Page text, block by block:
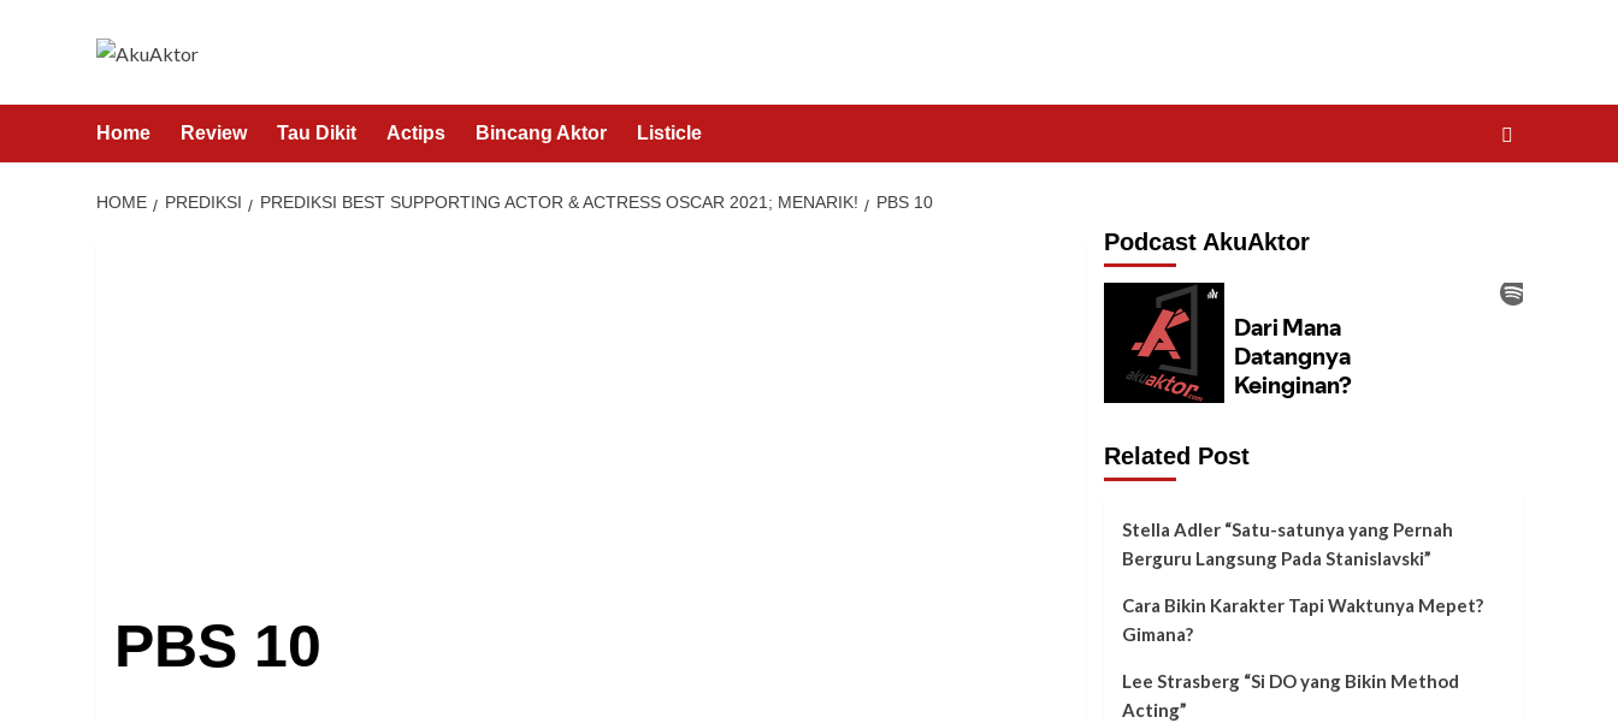
Home Review Tau Dikit Actips Bincang Aktor Listicle
HOME PREDIKSI PREDIKSI BEST SUPPORTING ACTOR & ACTRESS OSCAR 2021; MENARIK! PBS 10
PBS 10
Podcast AkuAktor
Related Post
Stella Adler “Satu-satunya yang Pernah
Berguru Langsung Pada Stanislavski”
Cara Bikin Karakter Tapi Waktunya Mepet?
Gimana?
Lee Strasberg “Si DO yang Bikin Method
Acting”